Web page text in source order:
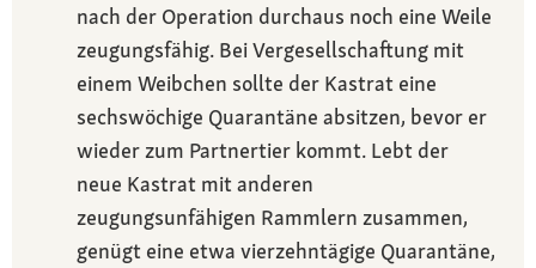
nach der Operation durchaus noch eine Weile
zeugungsfähig. Bei Vergesellschaftung mit
einem Weibchen sollte der Kastrat eine
sechswöchige Quarantäne absitzen, bevor er
wieder zum Partnertier kommt. Lebt der
neue Kastrat mit anderen
zeugungsunfähigen Rammlern zusammen,
genügt eine etwa vierzehntägige Quarantäne,